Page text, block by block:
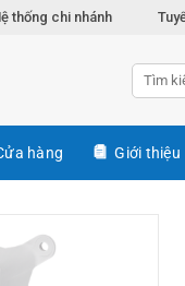
thống chi nhánh
hàng Giới thiệu